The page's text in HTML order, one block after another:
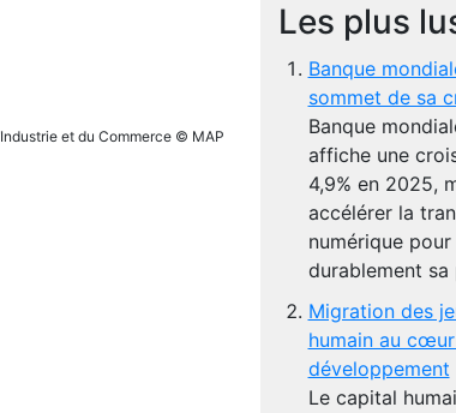
et du Commerce © MAP
Les plus
Banque
sommet de sa
Banque
affiche une
4,9% en 2025,
accélérer la
numérique
durablement
Migration des
humain au
développement
Le capital